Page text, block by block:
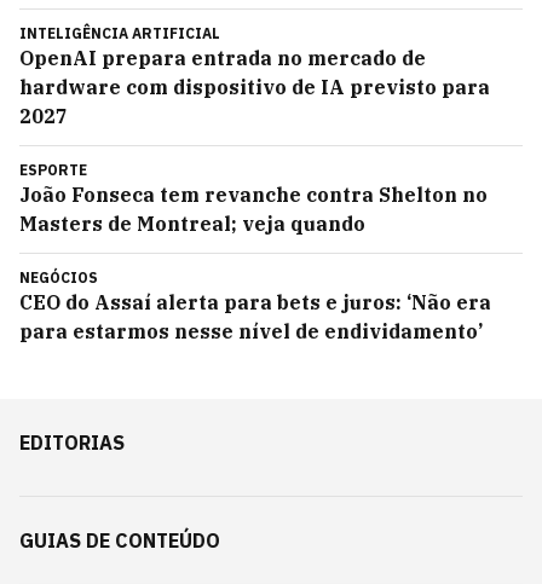
INTELIGÊNCIA ARTIFICIAL
OpenAI prepara entrada no mercado de
hardware com dispositivo de IA previsto para
2027
ESPORTE
João Fonseca tem revanche contra Shelton no
Masters de Montreal; veja quando
NEGÓCIOS
CEO do Assaí alerta para bets e juros: ‘Não era
para estarmos nesse nível de endividamento’
EDITORIAS
GUIAS DE CONTEÚDO